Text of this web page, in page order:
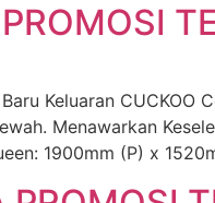
Baru Keluaran
Menawarkan
1900mm (P) x